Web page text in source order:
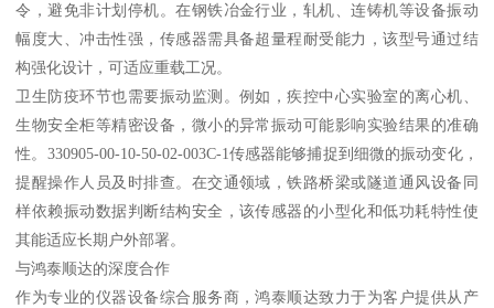
令，避免非计划停机。在钢铁冶金行业，轧机、连铸机等设备振动
幅度大、冲击性强，传感器需具备超量程耐受能力，该型号通过结
构强化设计，可适应重载工况。
卫生防疫环节也需要振动监测。例如，疾控中心实验室的离心机、
生物安全柜等精密设备，微小的异常振动可能影响实验结果的准确
性。330905-00-10-50-02-003C-1传感器能够捕捉到细微的振动变化，
提醒操作人员及时排查。在交通领域，铁路桥梁或隧道通风设备同
样依赖振动数据判断结构安全，该传感器的小型化和低功耗特性使
其能适应长期户外部署。
与鸿泰顺达的深度合作
作为专业的仪器设备综合服务商，鸿泰顺达致力于为客户提供从产